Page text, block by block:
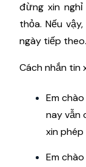
đừng xin
thỏa. Nếu
ngày tiếp theo.
Cách nhắn tin
Em
nay vẫn
xin phép
Em